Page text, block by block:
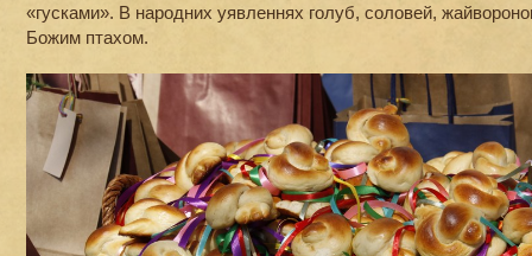
«гусками». В народних уявленнях голуб, соловей,
Божим птахом.